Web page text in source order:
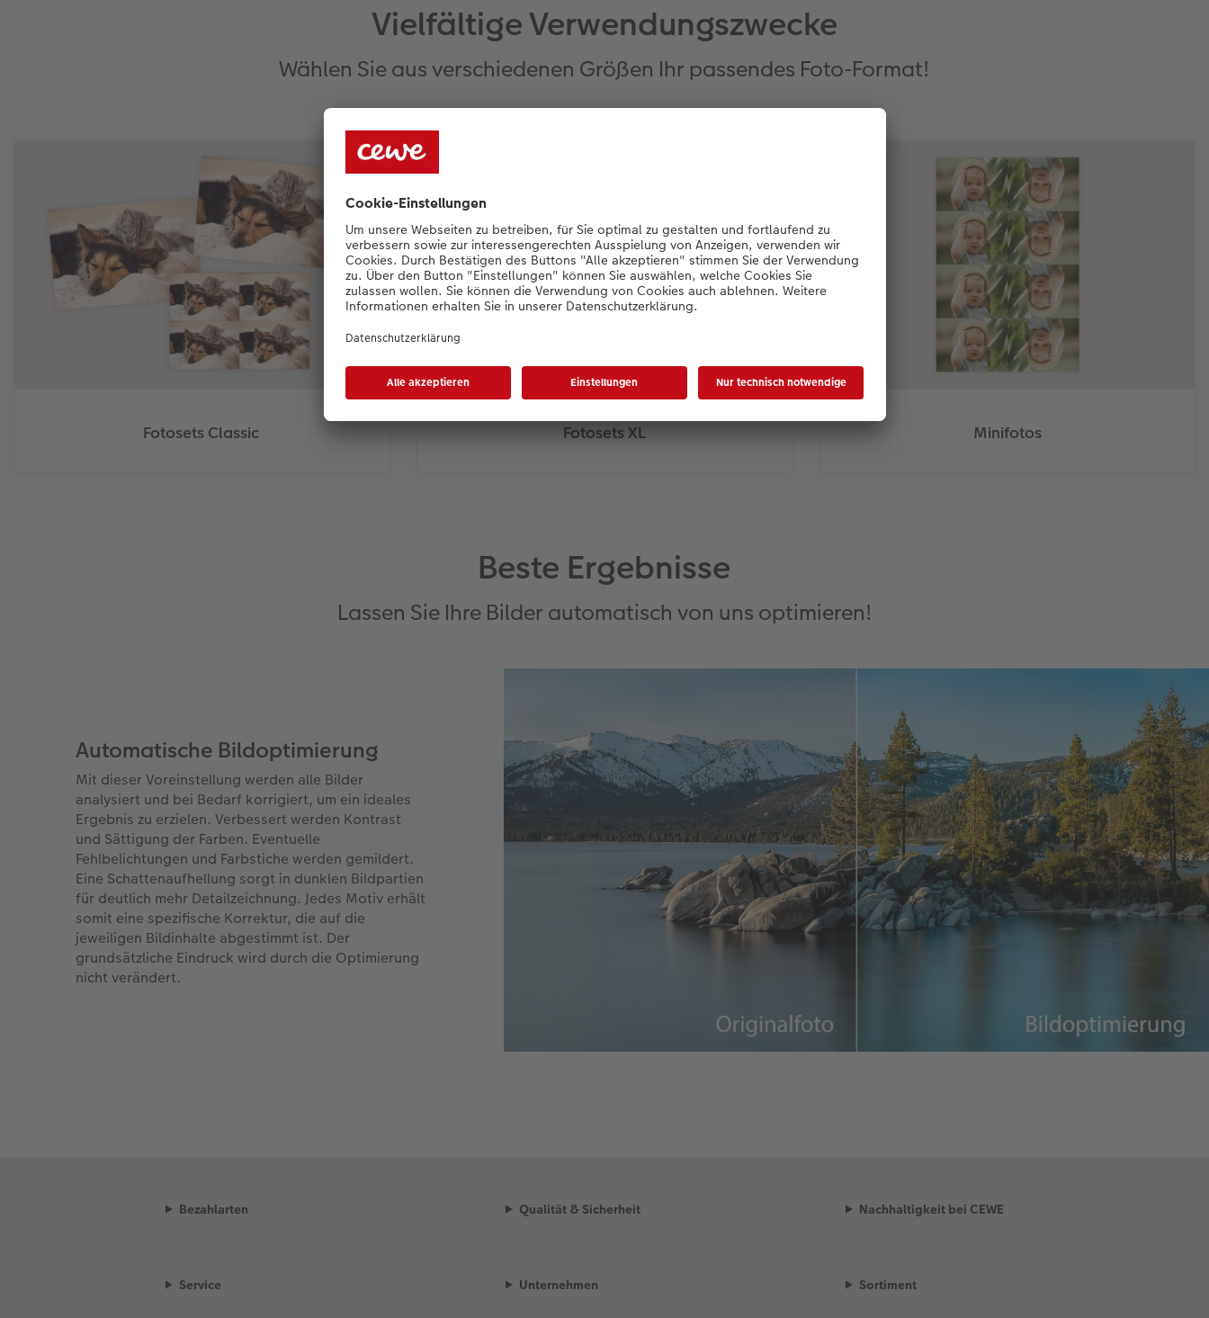
Vielfältige Verwendungszwecke
Wählen Sie aus verschiedenen Größen Ihr passendes Foto-Format!
Fotosets Classic Fotosets XL Minifotos
Beste Ergebnisse
Lassen Sie Ihre Bilder automatisch von uns optimieren!
Automatische Bildoptimierung
Mit dieser Voreinstellung werden alle Bilder
analysiert und bei Bedarf korrigiert, um ein ideales
Ergebnis zu erzielen. Verbessert werden Kontrast
und Sättigung der Farben. Eventuelle
Fehlbelichtungen und Farbstiche werden gemildert.
Eine Schattenaufhellung sorgt in dunklen Bildpartien
für deutlich mehr Detailzeichnung. Jedes Motiv erhält
somit eine spezifische Korrektur, die auf die
jeweiligen Bildinhalte abgestimmt ist. Der
grundsätzliche Eindruck wird durch die Optimierung
nicht verändert.
Bezahlarten Qualität & Sicherheit Nachhaltigkeit bei CEWE
Service Unternehmen Sortiment